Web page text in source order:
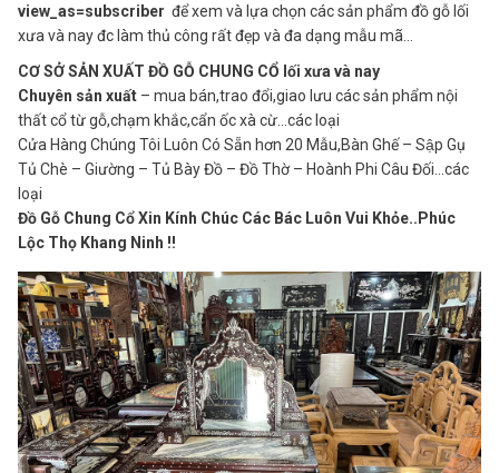
view_as=subscriber để xem và lựa chọn các sản phẩm đồ gỗ lối
xưa và nay đc làm thủ công rất đẹp và đa dạng mẫu mã…
CƠ SỞ SẢN XUẤT ĐỒ GỖ CHUNG CỔ lối xưa và nay
Chuyên sản xuất – mua bán,trao đổi,giao lưu các sản phẩm nội
thất cổ từ gỗ,chạm khắc,cẩn ốc xà cừ…các loại
Cửa Hàng Chúng Tôi Luôn Có Sẵn hơn 20 Mẫu,Bàn Ghế – Sập Gụ
Tủ Chè – Giường – Tủ Bày Đồ – Đồ Thờ – Hoành Phi Câu Đối…các
loại
Đồ Gỗ Chung Cổ Xin Kính Chúc Các Bác Luôn Vui Khỏe..Phúc
Lộc Thọ Khang Ninh !!